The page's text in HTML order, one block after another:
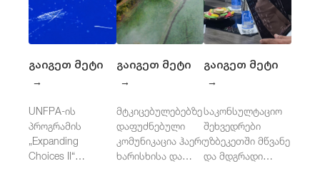
გაიგეთ მეტი
→
UNFPA-ის
პროგრამის
„Expanding
Choices II“
გაიგეთ მეტი
→
მტკიცებულებებზე
დაფუძნებული
კომუნიკაცია ჰაერის
ხარისხისა და
გაიგეთ მეტი
→
საკონსულტაციო
შეხვედრები
უზბეკეთში მწვანე
და მდგრადი